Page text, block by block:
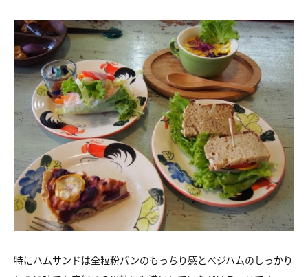
特にハムサンドは全粒粉パンのもっちり感とベジハムのしっかり